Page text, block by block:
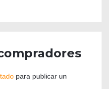
para publicar un